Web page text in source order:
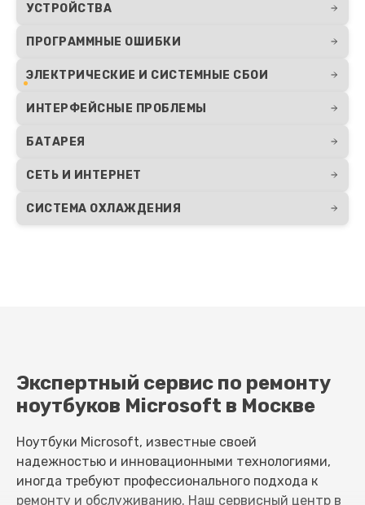
УСТРОЙСТВА
ПРОГРАММНЫЕ ОШИБКИ
ЭЛЕКТРИЧЕСКИЕ И СИСТЕМНЫЕ СБОИ
ИНТЕРФЕЙСНЫЕ ПРОБЛЕМЫ
БАТАРЕЯ
СЕТЬ И ИНТЕРНЕТ
СИСТЕМА ОХЛАЖДЕНИЯ
Экспертный сервис по ремонту
ноутбуков Microsoft в Москве
Ноутбуки Microsoft, известные своей
надежностью и инновационными технологиями,
иногда требуют профессионального подхода к
ремонту и обслуживанию. Наш сервисный центр в